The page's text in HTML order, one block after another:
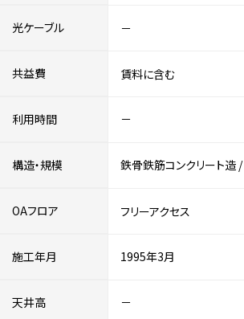
光ケーブル －
共益費 賃料に含む
利用時間 －
構造・規模 鉄骨鉄筋コンクリート造 /
OAフロア フリーアクセス
施工年月 1995年3月
天井高 －